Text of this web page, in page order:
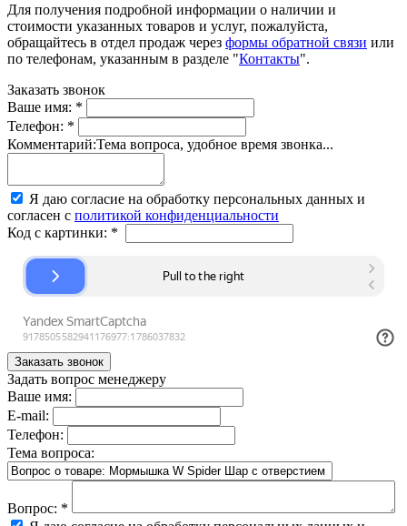
Для получения подробной информации о наличии и
стоимости указанных товаров и услуг, пожалуйста,
обращайтесь в отдел продаж через формы обратной связи или
по телефонам, указанным в разделе "Контакты".
Заказать звонок
Ваше имя: *
Телефон: *
Комментарий:Тема вопроса, удобное время звонка...
Я даю согласие на обработку персональных данных и
согласен с политикой конфиденциальности
Код с картинки: *
Задать вопрос менеджеру
Ваше имя:
E-mail:
Телефон:
Тема вопроса:
Вопрос: *